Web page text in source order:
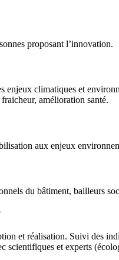
proposant l’innovation.
climatiques et
amélioration santé.
aux enjeux
du bâtiment, bailleurs
et réalisation. Suivi des
scientifiques et experts